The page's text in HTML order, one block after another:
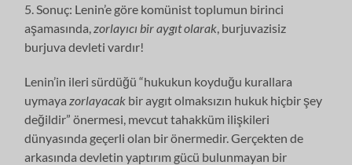
5. Sonuç: Lenin’e göre komünist toplumun birinci
aşamasında, zorlayıcı bir aygıt olarak , burjuvazisiz
burjuva devleti vardır!
Lenin’in ileri sürdüğü “hukukun koyduğu kurallara
uymaya zorlayacak bir aygıt olmaksızın hukuk hiçbir şey
değildir” önermesi, mevcut tahakküm ilişkileri
dünyasında geçerli olan bir önermedir. Gerçekten de
arkasında devletin yaptırım gücü bulunmayan bir